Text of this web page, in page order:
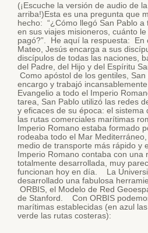
(¡Escuche la versión de audio de
arriba!)Esta es una pregunta que
hecho: “¿Cómo llegó San Pablo
en sus viajes misioneros, cuánto
pagó?”. He aquí la respuesta: En
Mateo, Jesús encarga a sus
discípulos de todas las naciones,
del Padre, del Hijo y del Espíritu
Como apóstol de los gentiles,
encargo y trabajó
Evangelio a todo el Imperio
tarea, San Pablo utilizó las redes
y eficaces de su época: el sistema
las rutas comerciales marítimas
Imperio Romano estaba formado
rodeaba todo el Mar
medio de transporte más rápido
Imperio Romano contaba con
totalmente desarrollada, muy
funcionan hoy en día. La
desarrollado una fabulosa
ORBIS, el Modelo de Red
de Stanford. Con ORBIS
marítimas establecidas (en azul
verde las rutas costeras):